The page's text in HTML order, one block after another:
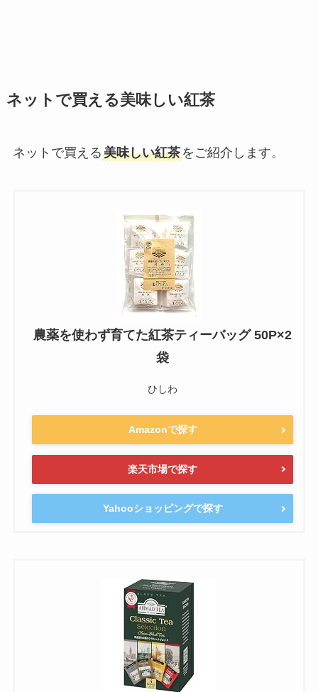
ネットで買える美味しい紅茶
ネットで買える美味しい紅茶をご紹介します。
農薬を使わず育てた紅茶ティーバッグ 50P×2
袋
ひしわ
Amazonで探す
楽天市場で探す
Yahooショッピングで探す